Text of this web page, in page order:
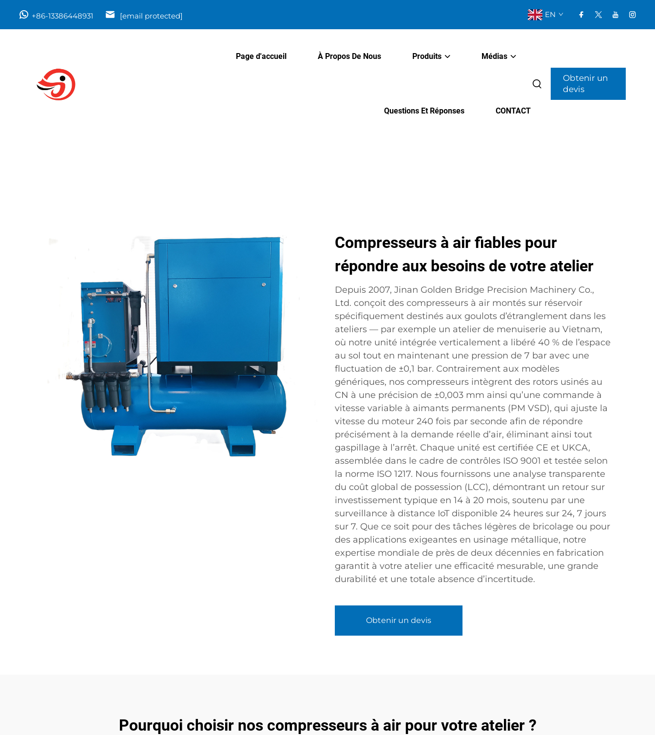
+86-13386448931 [email protected] EN
Page d'accueil À Propos De Nous Produits Médias
Questions Et Réponses CONTACT
Obtenir un
devis
Compresseurs à air fiables pour
répondre aux besoins de votre atelier
Depuis 2007, Jinan Golden Bridge Precision Machinery Co.,
Ltd. conçoit des compresseurs à air montés sur réservoir
spécifiquement destinés aux goulots d’étranglement dans les
ateliers — par exemple un atelier de menuiserie au Vietnam,
où notre unité intégrée verticalement a libéré 40 % de l’espace
au sol tout en maintenant une pression de 7 bar avec une
fluctuation de ±0,1 bar. Contrairement aux modèles
génériques, nos compresseurs intègrent des rotors usinés au
CN à une précision de ±0,003 mm ainsi qu’une commande à
vitesse variable à aimants permanents (PM VSD), qui ajuste la
vitesse du moteur 240 fois par seconde afin de répondre
précisément à la demande réelle d’air, éliminant ainsi tout
gaspillage à l’arrêt. Chaque unité est certifiée CE et UKCA,
assemblée dans le cadre de contrôles ISO 9001 et testée selon
la norme ISO 1217. Nous fournissons une analyse transparente
du coût global de possession (LCC), démontrant un retour sur
investissement typique en 14 à 20 mois, soutenu par une
surveillance à distance IoT disponible 24 heures sur 24, 7 jours
sur 7. Que ce soit pour des tâches légères de bricolage ou pour
des applications exigeantes en usinage métallique, notre
expertise mondiale de près de deux décennies en fabrication
garantit à votre atelier une efficacité mesurable, une grande
durabilité et une totale absence d’incertitude.
Obtenir un devis
Pourquoi choisir nos compresseurs à air pour votre atelier ?